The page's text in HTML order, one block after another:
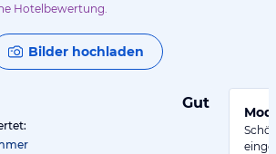
Hotelbewertung.
Bilder hochladen
Gut